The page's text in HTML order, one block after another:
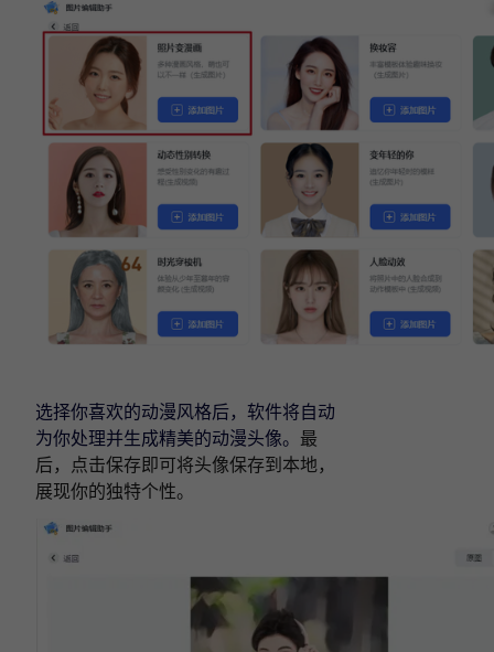
选择你喜欢的动漫风格后，软件将自动
为你处理并生成精美的动漫头像。 最
后，点击保存即可将头像保存到本地，
展现你的独特个性。